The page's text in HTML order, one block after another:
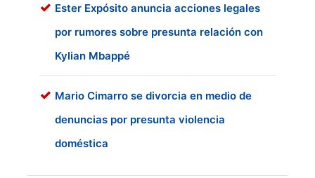
Ester Expósito anuncia acciones legales
por rumores sobre presunta relación con
Kylian Mbappé
Mario Cimarro se divorcia en medio de
denuncias por presunta violencia
doméstica